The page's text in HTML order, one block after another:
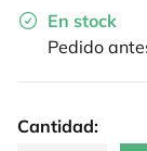
En stock
Pedido
Cantidad: